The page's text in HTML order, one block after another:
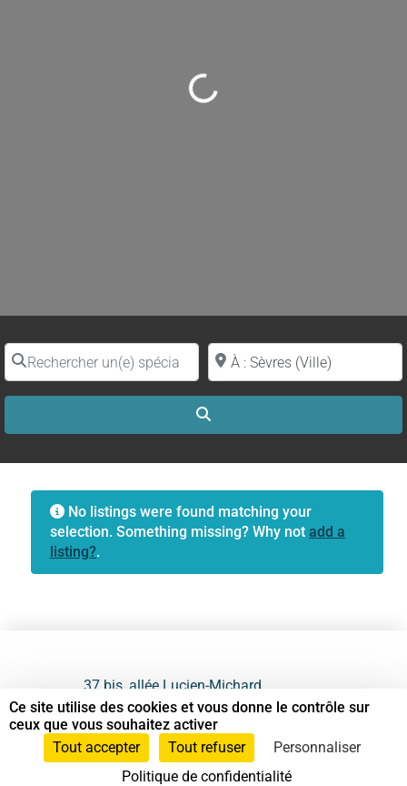
Loading...
Rechercher un(e) spécialiste par nomProche de (ville ou région)
No listings were found matching your
selection. Something missing? Why not add a
listing?.
37 bis, allée Lucien-Michard
93190 Livry-Gargan
06 61 87 28 09
Ce site utilise des cookies et vous donne le contrôle sur
ceux que vous souhaitez activer
Tout accepter
Tout refuser
Personnaliser
Politique de confidentialité